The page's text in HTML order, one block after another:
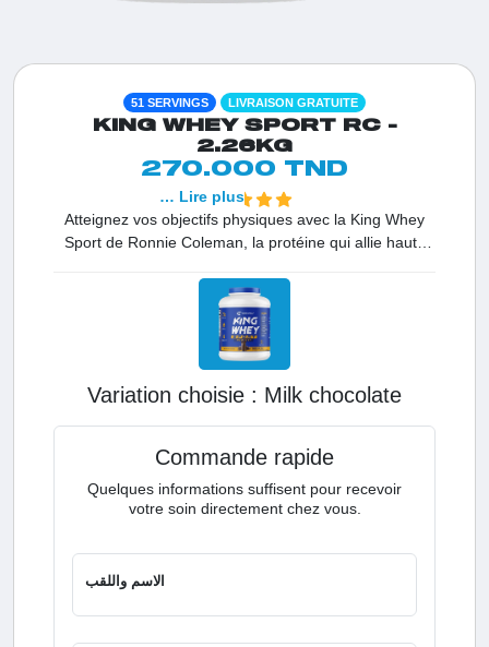
51 SERVINGS LIVRAISON GRATUITE
KING WHEY SPORT RC -
2.26KG
270.000 TND
Atteignez vos objectifs physiques avec la King Whey
Sport de Ronnie Coleman, la protéine qui allie haute
construire du muscle efficacement grâce à une source
de whey protéine de premier choix.
… Lire plus
Variation choisie : milk chocolate
Commande rapide
Quelques informations suffisent pour recevoir
votre soin directement chez vous.
الاسم واللقب